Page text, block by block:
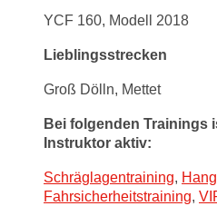
YCF 160, Modell 2018
Lieblingsstrecken
Groß Dölln, Mettet
Bei folgenden Trainings
Instruktor aktiv:
Schräglagentraining,
Fahrsicherheitstraining,